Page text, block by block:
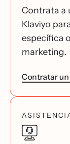
Contrata a
Klaviyo
específica
marketing.
Contratar un